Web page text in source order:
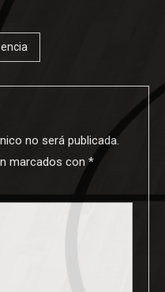
no será publicada.
marcados con *